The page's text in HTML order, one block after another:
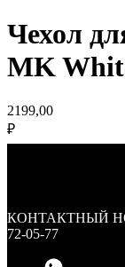
Чехол
MK
2199,00
₽
КОНТАКТНЫЙ
72-05-77